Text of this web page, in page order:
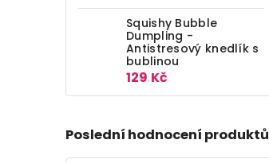
Squishy Bubble
Dumpling -
Antistresový knedlík s
bublinou
129 Kč
Poslední hodnocení produktů